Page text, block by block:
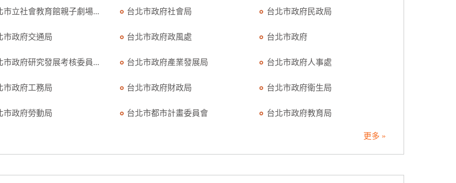
市立社會教育館親子劇場... 台北市政府社會局 台北市政府民政局
市政府交通局 台北市政府政風處 台北市政府
市政府研究發展考核委員... 台北市政府產業發展局 台北市政府人事處
市政府工務局 台北市政府財政局 台北市政府衛生局
市政府勞動局 台北市都市計畫委員會 台北市政府教育局
更多 »